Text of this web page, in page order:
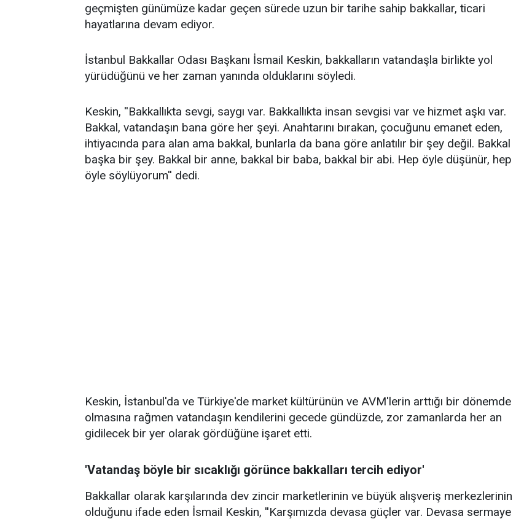
geçmişten günümüze kadar geçen sürede uzun bir tarihe sahip bakkallar, ticari
hayatlarına devam ediyor.
İstanbul Bakkallar Odası Başkanı İsmail Keskin, bakkalların vatandaşla birlikte yol
yürüdüğünü ve her zaman yanında olduklarını söyledi.
Keskin, ''Bakkallıkta sevgi, saygı var. Bakkallıkta insan sevgisi var ve hizmet aşkı var.
Bakkal, vatandaşın bana göre her şeyi. Anahtarını bırakan, çocuğunu emanet eden,
ihtiyacında para alan ama bakkal, bunlarla da bana göre anlatılır bir şey değil. Bakkal
başka bir şey. Bakkal bir anne, bakkal bir baba, bakkal bir abi. Hep öyle düşünür, hep
öyle söylüyorum'' dedi.
Keskin, İstanbul'da ve Türkiye'de market kültürünün ve AVM'lerin arttığı bir dönemde
olmasına rağmen vatandaşın kendilerini gecede gündüzde, zor zamanlarda her an
gidilecek bir yer olarak gördüğüne işaret etti.
'Vatandaş böyle bir sıcaklığı görünce bakkalları tercih ediyor'
Bakkallar olarak karşılarında dev zincir marketlerinin ve büyük alışveriş merkezlerinin
olduğunu ifade eden İsmail Keskin, ''Karşımızda devasa güçler var. Devasa sermaye